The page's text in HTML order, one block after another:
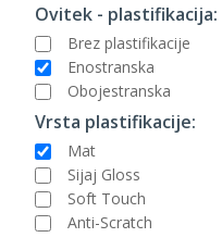
Ovitek - plastifikacija:
Brez plastifikacije
Enostranska
Obojestranska
Vrsta plastifikacije:
Mat
Sijaj Gloss
Soft Touch
Anti-Scratch